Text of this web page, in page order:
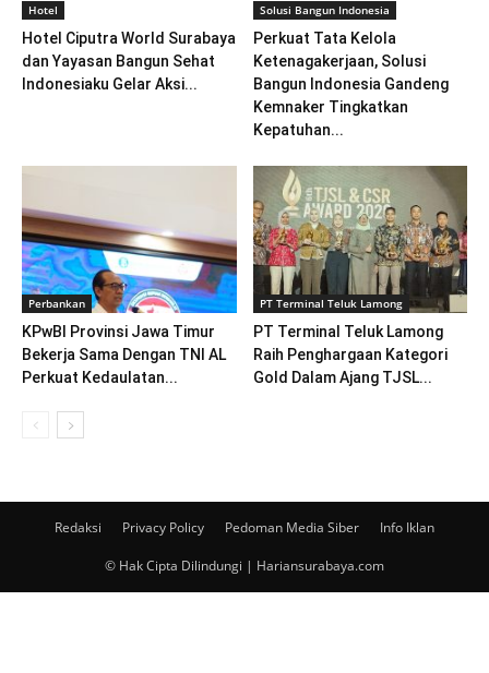
Hotel
Hotel Ciputra World Surabaya
dan Yayasan Bangun Sehat
Indonesiaku Gelar Aksi...
Solusi Bangun Indonesia
Perkuat Tata Kelola
Ketenagakerjaan, Solusi
Bangun Indonesia Gandeng
Kemnaker Tingkatkan
Kepatuhan...
Perbankan
KPwBI Provinsi Jawa Timur
Bekerja Sama Dengan TNI AL
Perkuat Kedaulatan...
PT Terminal Teluk Lamong
PT Terminal Teluk Lamong
Raih Penghargaan Kategori
Gold Dalam Ajang TJSL...
Redaksi Privacy Policy Pedoman Media Siber Info Iklan
© Hak Cipta Dilindungi | Hariansurabaya.com